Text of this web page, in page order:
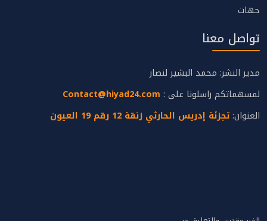
جهات
تواصل معنا
مدير النشر: محمد البشير لنصار
لمسهماتكم راسلونا على : Contact@hiyad24.com
العنوان:تجزئة إدريس الحارثي زنقة 12 رقم 19 العيون